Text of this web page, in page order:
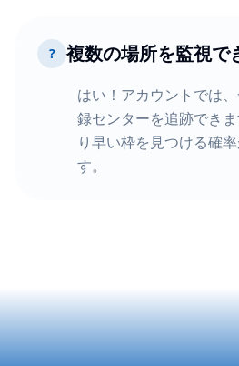
? 複数の場所を監視で
はい！アカウントでは
録センターを追跡でき
り早い枠を見つける確
す。